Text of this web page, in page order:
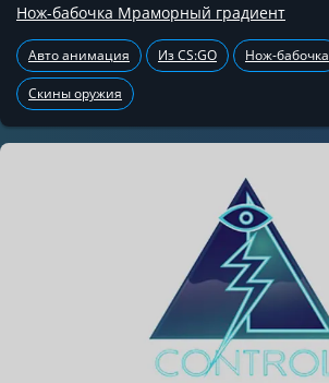
Нож-бабочка Мраморный градиент
Авто анимация Из CS:GO Нож-бабочка
Скины оружия